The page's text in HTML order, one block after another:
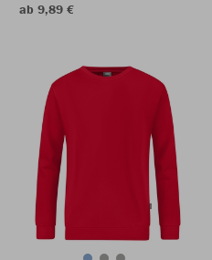
ab 9,89 €